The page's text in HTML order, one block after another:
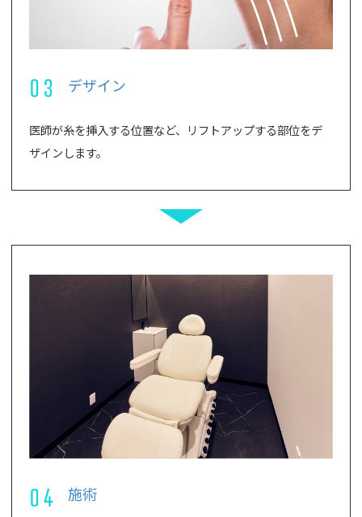
03 デザイン
医師が糸を挿入する位置など、リフトアップする部位をデ
ザインします。
04 施術